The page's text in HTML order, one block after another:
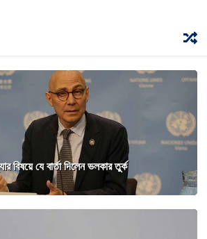
বিষয়ে যে বার্তা দিলেন ভলকার তুর্ক